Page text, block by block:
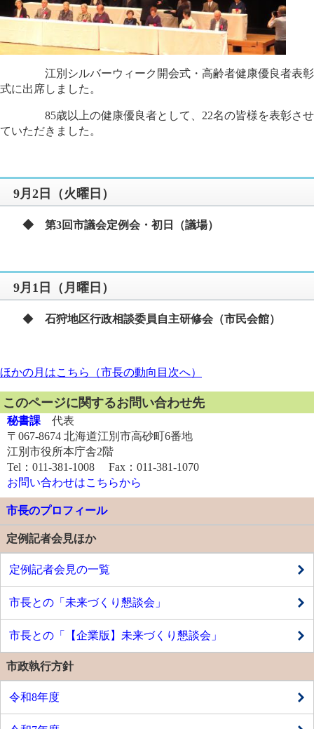
江別シルバーウィーク開会式・高齢者健康優良者表彰
式に出席しました。
85歳以上の健康優良者として、22名の皆様を表彰させ
ていただきました。
9月2日（火曜日）
◆ 第3回市議会定例会・初日 （議場）​
9月1日（月曜日）
◆ 石狩地区行政相談委員自主研修会（市民会館）
ほかの月はこちら（市長の動向目次へ）
このページに関するお問い合わせ先
秘書課 代表
〒067-8674 北海道江別市高砂町6番地
江別市役所本庁舎2階
Tel：011-381-1008 Fax：011-381-1070
お問い合わせはこちらから
市長のプロフィール
定例記者会見ほか
定例記者会見の一覧
市長との「未来づくり懇談会」
市長との「【企業版】未来づくり懇談会」
市政執行方針
令和8年度